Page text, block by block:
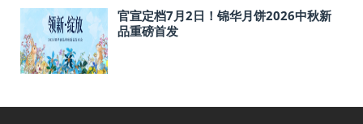
官宣定档7月2日！锦华月饼2026中秋新
品重磅首发